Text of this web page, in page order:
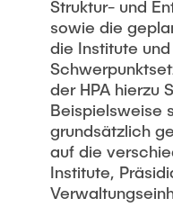
Struktur- und
sowie die
die Institute
der HPA hierzu
Beispielsweise
grundsätzlich
auf die
Institute,